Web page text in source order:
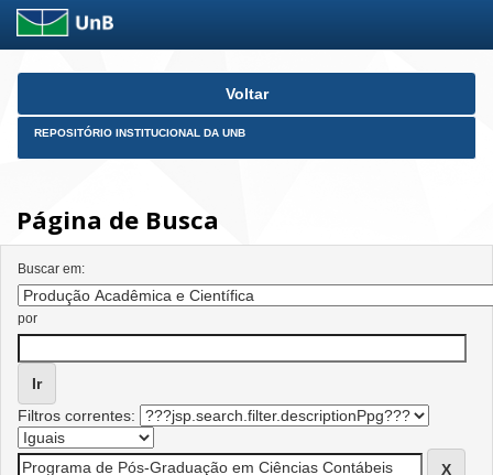
Skip
Voltar
REPOSITÓRIO INSTITUCIONAL DA UNB
Página de Busca
Buscar em:
por
Filtros correntes: